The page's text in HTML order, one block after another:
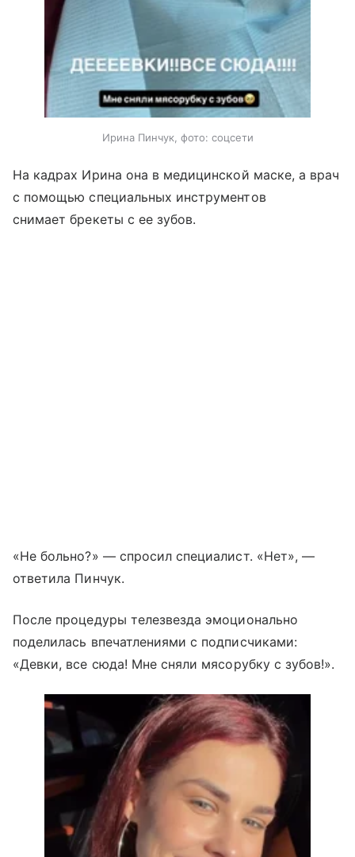
Ирина Пинчук, фото: соцсети
На кадрах Ирина она в медицинской маске, а врач
с помощью специальных инструментов
снимает брекеты с ее зубов.
«Не больно?» — спросил специалист. «Нет», —
ответила Пинчук.
После процедуры телезвезда эмоционально
поделилась впечатлениями с подписчиками:
«Девки, все сюда! Мне сняли мясорубку с зубов!».